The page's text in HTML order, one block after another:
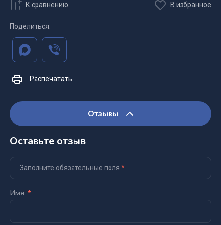
К сравнению В избранное
Поделиться:
Распечатать
Отзывы
Оставьте отзыв
Заполните обязательные поля *
Имя: *